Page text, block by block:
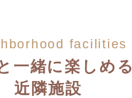
facilities
一緒に楽しめる
近隣施設